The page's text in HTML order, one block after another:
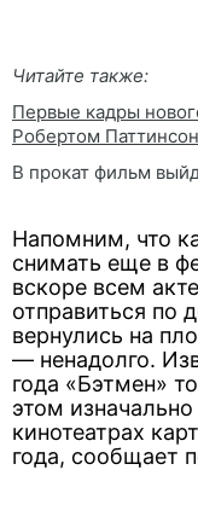
Читайте также:
Первые кадры
Робертом
В прокат фильм
Напомним, что
снимать еще в
вскоре всем
отправиться по
вернулись на
— ненадолго.
года «Бэтмен»
этом
кинотеатрах
года, сообщает